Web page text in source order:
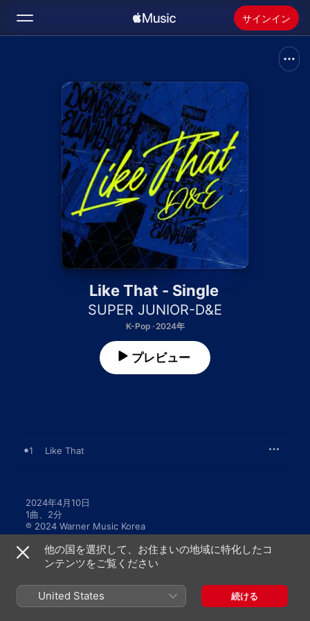
サインイン
ホーム
新着おすすめ
ラジオ
Apple Musicをインストール
Like That - Single
SUPER JUNIOR-D&E
K-Pop · 2024年
プレビュー
1 Like That
2024年4月10日
1曲、2分
℗ 2024 Warner Music Korea
SUPER JUNIOR-D&Eのその他の作品
他の国を選択して、お住まいの地域に特化したコ
ンテンツをご覧ください
United States 続ける